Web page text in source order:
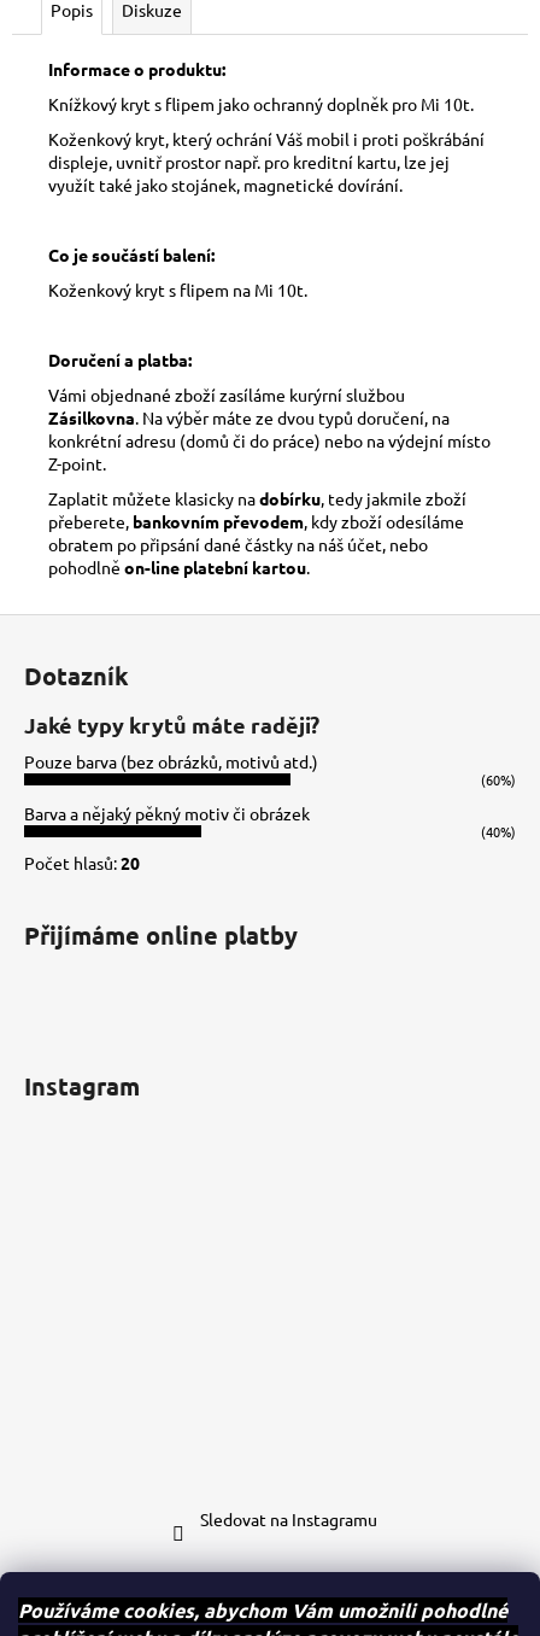
Používáme cookies, abychom Vám umožnili pohodlné
Popis Diskuze
Informace o produktu:
Knížkový kryt s flipem jako ochranný doplněk pro Mi 10t.
Koženkový kryt, který ochrání Váš mobil i proti poškrábání
displeje, uvnitř prostor např. pro kreditní kartu, lze jej
využít také jako stojánek, magnetické dovírání.
Co je součástí balení:
Koženkový kryt s flipem na Mi 10t.
Doručení a platba:
Vámi objednané zboží zasíláme kurýrní službou
Zásilkovna . Na výběr máte ze dvou typů doručení, na
konkrétní adresu (domů či do práce) nebo na výdejní místo
Z-point.
Zaplatit můžete klasicky nadobírku , tedy jakmile zboží
přeberete, bankovním převodem , kdy zboží odesíláme
obratem po připsání dané částky na náš účet, nebo
pohodlně on-line platební kartou
Dotazník
Jaké typy krytů máte raději?
Pouze barva (bez obrázků, motivů atd.)
(60%)
Barva a nějaký pěkný motiv či obrázek
(40%)
Počet hlasů:20
Přijímáme online platby
Instagram
Sledovat na Instagramu
Kontakt